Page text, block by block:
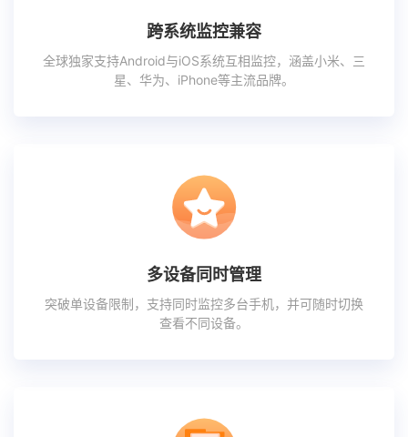
跨系统监控兼容
全球独家支持Android与iOS系统互相监控，涵盖小米、三
星、华为、iPhone等主流品牌。
多设备同时管理
突破单设备限制，支持同时监控多台手机，并可随时切换
查看不同设备。